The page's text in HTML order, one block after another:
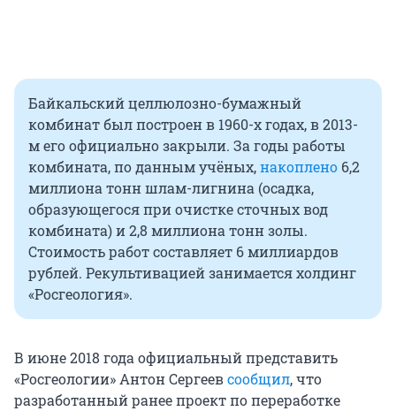
Байкальский целлюлозно-бумажный
комбинат был построен в 1960-х годах, в 2013-
м его официально закрыли. За годы работы
комбината, по данным учёных,накоплено 6,2
миллиона тонн шлам-лигнина (осадка,
образующегося при очистке сточных вод
комбината) и 2,8 миллиона тонн золы.
Стоимость работ составляет 6 миллиардов
рублей. Рекультивацией занимается холдинг
«Росгеология».
В июне 2018 года официальный представить
«Росгеологии» Антон Сергеевсообщил, что
разработанный ранее проект по переработке